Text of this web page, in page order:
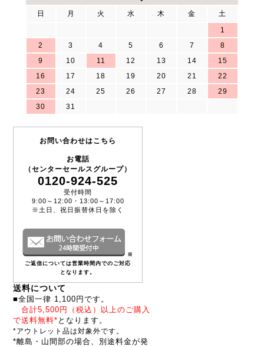
日 月 火 水 木 金
土
1
2
3 4 5 6 7
8
9
10 11 12 13 14
15
16
17 18 19 20 21
22
23
24 25 26 27 28
29
30
31
お問い合わせはこちら
お電話
（センターセールスグループ）
0120-924-525
受付時間
9:00～12:00・13:00～17:00
※土日、祝日振替休日を除く
※
ご返信については営業時間内でのご対応
となります。
送料について
■全国一律 1,100円です。
合計5,500円（税込）以上のご購入
で送料無料* となります。
*アウトレット品は対象外です。
*離島・山間部の場合、別途料金が発